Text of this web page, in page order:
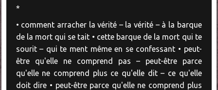
*
• comment arracher la vérité – la vérité – à la barque
de la mort qui se tait • cette barque de la mort qui te
sourit – qui te ment même en se confessant • peut-
être qu'elle ne comprend pas – peut-être parce
qu'elle ne comprend plus ce qu'elle dit – ce qu'elle
doit dire • peut-être parce qu'elle ne comprend plus